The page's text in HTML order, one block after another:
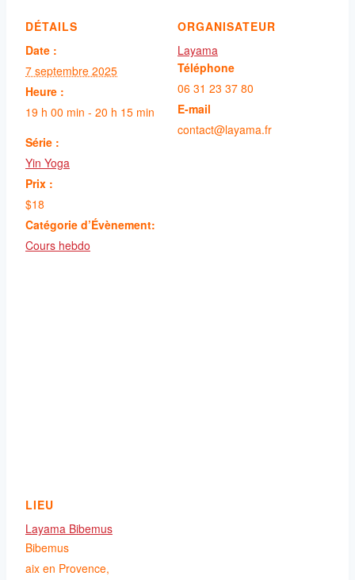
DÉTAILS
Date :
7 septembre 2025
Heure :
19 h 00 min - 20 h 15 min
Série :
Yin Yoga
Prix :
$18
Catégorie d’Évènement:
Cours hebdo
ORGANISATEUR
Layama
Téléphone
06 31 23 37 80
E-mail
contact@layama.fr
LIEU
Layama Bibemus
Bibemus
aix en Provence,